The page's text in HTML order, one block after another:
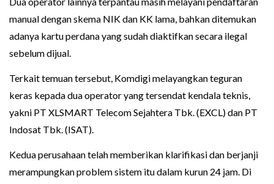
manual dengan skema NIK dan KK lama, bahkan ditemukan
adanya kartu perdana yang sudah diaktifkan secara ilegal
sebelum dijual.
Terkait temuan tersebut, Komdigi melayangkan teguran
keras kepada dua operator yang tersendat kendala teknis,
yakni PT XLSMART Telecom Sejahtera Tbk. (EXCL) dan PT
Indosat Tbk. (ISAT).
Kedua perusahaan telah memberikan klarifikasi dan berjanji
merampungkan problem sistem itu dalam kurun 24 jam. Di